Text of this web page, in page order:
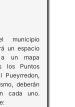
un espacio
a un mapa
los Puntos
Pueyrredon,
deberán
cada uno.